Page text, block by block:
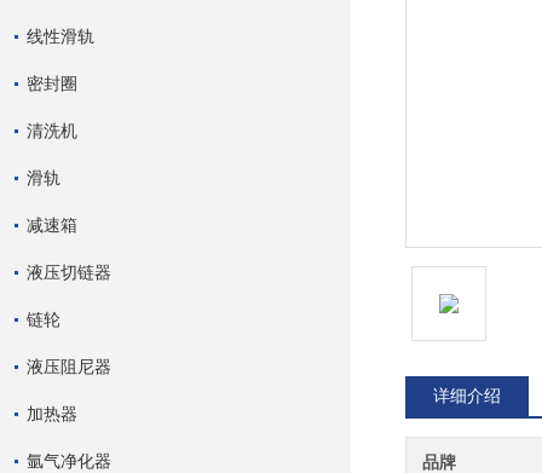
线性滑轨
密封圈
清洗机
滑轨
减速箱
液压切链器
链轮
液压阻尼器
加热器
氩气净化器
详细介绍
品牌